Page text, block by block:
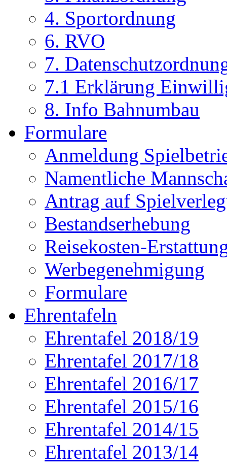
4. Sportordnung
6. RVO
7.
7.1 Erklärung
8. Info Bahnumbau
Formulare
Anmeldung
Namentliche
Antrag auf
Bestandserhebung
Reisekosten-
Werbegenehmigung
Formulare
Ehrentafeln
Ehrentafel 2018/19
Ehrentafel 2017/18
Ehrentafel 2016/17
Ehrentafel 2015/16
Ehrentafel 2014/15
Ehrentafel 2013/14